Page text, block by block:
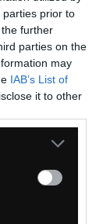
parties prior to
further
parties on the
may
IAB’s List of
it to other